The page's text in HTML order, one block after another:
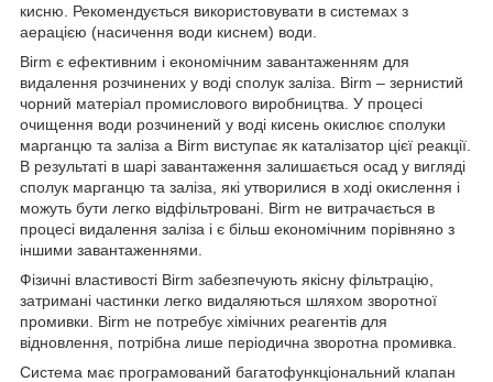
кисню. Рекомендується використовувати в системах з
аерацією (насичення води киснем) води.
Birm є ефективним і економічним завантаженням для
видалення розчинених у воді сполук заліза. Birm – зернистий
чорний матеріал промислового виробництва. У процесі
очищення води розчинений у воді кисень окислює сполуки
марганцю та заліза а Birm виступає як каталізатор цієї реакції.
В результаті в шарі завантаження залишається осад у вигляді
сполук марганцю та заліза, які утворилися в ході окислення і
можуть бути легко відфільтровані. Birm не витрачається в
процесі видалення заліза і є більш економічним порівняно з
іншими завантаженнями.
Фізичні властивості Birm забезпечують якісну фільтрацію,
затримані частинки легко видаляються шляхом зворотної
промивки. Birm не потребує хімічних реагентів для
відновлення, потрібна лише періодична зворотна промивка.
Система має програмований багатофункціональний клапан